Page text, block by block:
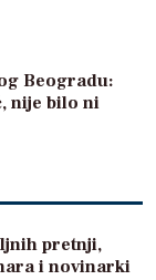
Beogradu:
nije bilo ni
pretnji,
i novinarki